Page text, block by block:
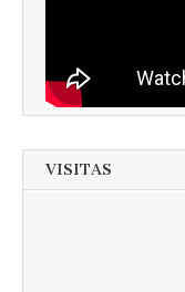
VISITAS